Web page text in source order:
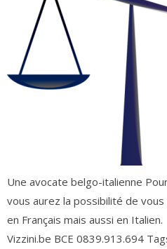
Une avocate belgo-italienne
vous aurez la possibilité de
en Français mais aussi en
Vizzini.be BCE 0839.913.694